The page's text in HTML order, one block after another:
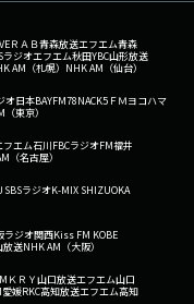
ＲＡＢ青森放送エフエム青森
ラジオエフエム秋田YBC山形放送
AM（札幌） NHK AM（仙台）
オ日本BAYFM78NACK5 ＦＭヨコハマ
東京）
フエム石川FBCラジオFM福井
（名古屋）
SBSラジオK-MIX SHIZUOKA
ラジオ関西Kiss FM KOBE
放送NHK AM（大阪）
ＫＲＹ山口放送エフエム山口
愛媛RKC高知放送エフエム高知